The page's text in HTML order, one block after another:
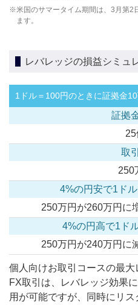
米国のサマータイム期間は、3月第2
ます。
レバレッジの損益シミュ
1ドル＝100円のときに証拠金
250
250万円が260万円に
250万円が240万円に
個人向けお取引コースの最大
FX取引は、レバレッジ効果
用が可能ですが、同時にリ